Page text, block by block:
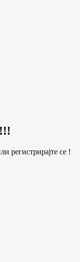
регистрирајте се !